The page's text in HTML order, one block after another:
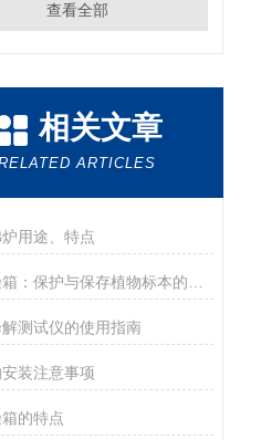
查看全部
相关文章
ARTICLES
用途、特点
测试仪的使用指南
装注意事项
的特点